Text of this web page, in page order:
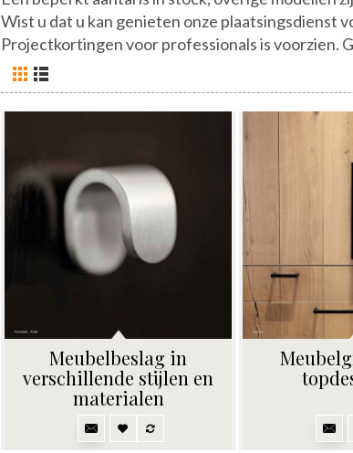
Wist u dat u kan genieten onze plaatsingsdienst
Projectkortingen voor professionals is voorzien.
Meubelbeslag in
verschillende stijlen en
materialen